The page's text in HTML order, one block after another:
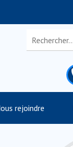
rejoindre